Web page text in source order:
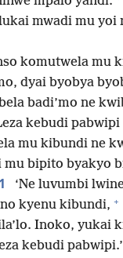
mwadi mu yoi
komutwela mu
dyai byobya
badi’mo ne
kebudi pabwipi
mu kibundi ne
bipito byakyo
‘Ne luvumbi
kyenu kibundi, +
Inoko, yukai
kebudi pabwipi.’